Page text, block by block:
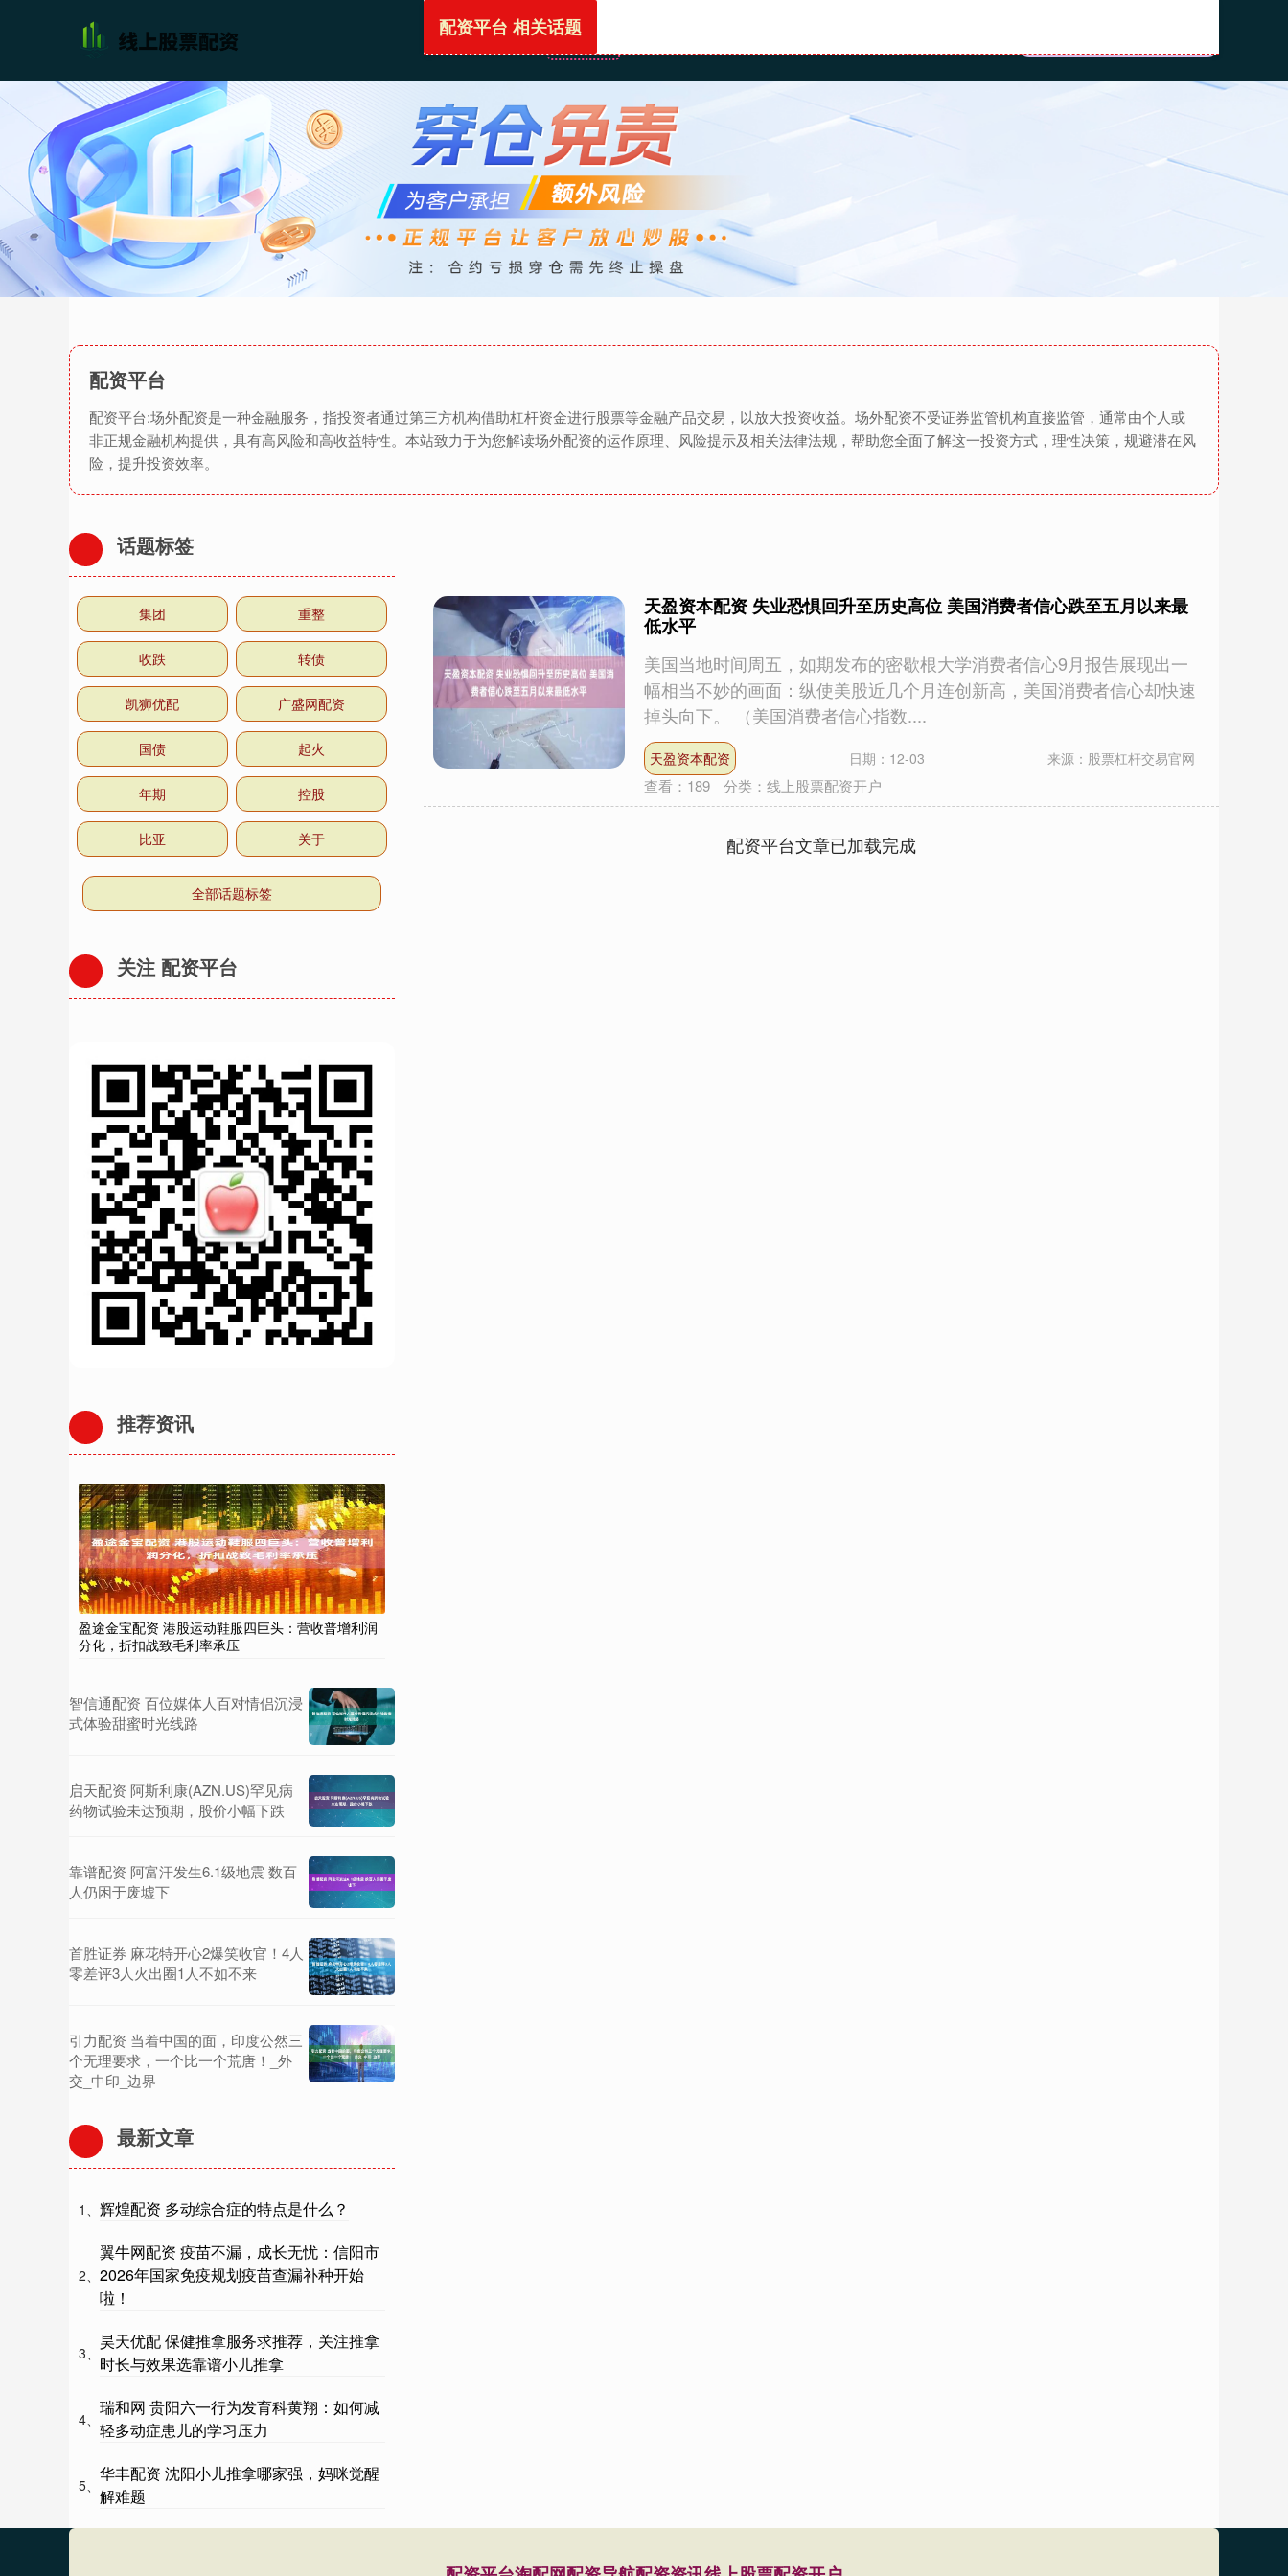
首页
配资平台
配资平台:场外配资是一种金融服务，指投资者通过第三方机构借助杠杆资金进行股票等金融产品交易，以放大投资收益。场外配资不受证券监管机构直接监管，通常由个人或
非正规金融机构提供，具有高风险和高收益特性。本站致力于为您解读场外配资的运作原理、风险提示及相关法律法规，帮助您全面了解这一投资方式，理性决策，规避潜在风
险，提升投资效率。
配资平台 相关话题
天盈资本配资 失业恐惧回升至历史高位 美国消费者信心跌至五月以来最
低水平
美国当地时间周五，如期发布的密歇根大学消费者信心9月报告展现出一
幅相当不妙的画面：纵使美股近几个月连创新高，美国消费者信心却快速
掉头向下。 （美国消费者信心指数....
天盈资本配资 日期：12-03 来源：股票杠杆交易官网
查看： 189 分类： 线上股票配资开户
配资平台文章已加载完成
话题标签
集团 重整
收跌 转债
凯狮优配 广盛网配资
国债 起火
年期 控股
比亚 关于
全部话题标签
关注 配资平台
推荐资讯
盈途金宝配资 港股运动鞋服四巨头：营收普增利润
分化，折扣战致毛利率承压
智信通配资 百位媒体人百对情侣沉浸
式体验甜蜜时光线路
启天配资 阿斯利康(AZN.US)罕见病
药物试验未达预期，股价小幅下跌
靠谱配资 阿富汗发生6.1级地震 数百
人仍困于废墟下
首胜证券 麻花特开心2爆笑收官！4人
零差评3人火出圈1人不如不来
引力配资 当着中国的面，印度公然三
个无理要求，一个比一个荒唐！_外
交_中印_边界
最新文章
1、 辉煌配资 多动综合症的特点是什么？
2、
翼牛网配资 疫苗不漏，成长无忧：信阳市
2026年国家免疫规划疫苗查漏补种开始
啦！
3、
昊天优配 保健推拿服务求推荐，关注推拿
时长与效果选靠谱小儿推拿
4、
瑞和网 贵阳六一行为发育科黄翔：如何减
轻多动症患儿的学习压力
5、
华丰配资 沈阳小儿推拿哪家强，妈咪觉醒
解难题